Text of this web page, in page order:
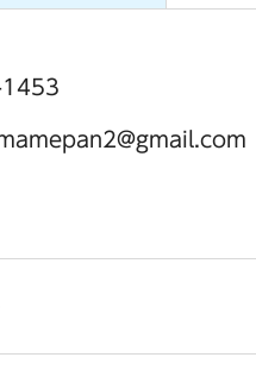
1453
mamepan2@gmail.com